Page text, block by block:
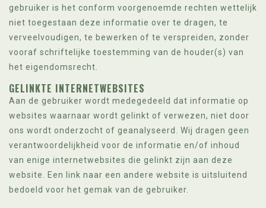
gebruiker is het conform voorgenoemde rechten wettelijk
niet toegestaan deze informatie over te dragen, te
verveelvoudigen, te bewerken of te verspreiden, zonder
vooraf schriftelijke toestemming van de houder(s) van
het eigendomsrecht.
GELINKTE INTERNETWEBSITES
Aan de gebruiker wordt medegedeeld dat informatie op
websites waarnaar wordt gelinkt of verwezen, niet door
ons wordt onderzocht of geanalyseerd. Wij dragen geen
verantwoordelijkheid voor de informatie en/of inhoud
van enige internetwebsites die gelinkt zijn aan deze
website. Een link naar een andere website is uitsluitend
bedoeld voor het gemak van de gebruiker.